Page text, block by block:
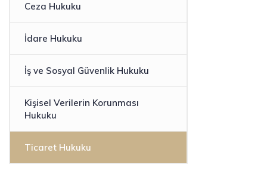
Ceza Hukuku
İdare Hukuku
İş ve Sosyal Güvenlik Hukuku
Kişisel Verilerin Korunması
Hukuku
Ticaret Hukuku